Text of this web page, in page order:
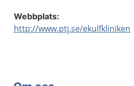
Webbplats:
http://www.ptj.se/ekulfkliniken